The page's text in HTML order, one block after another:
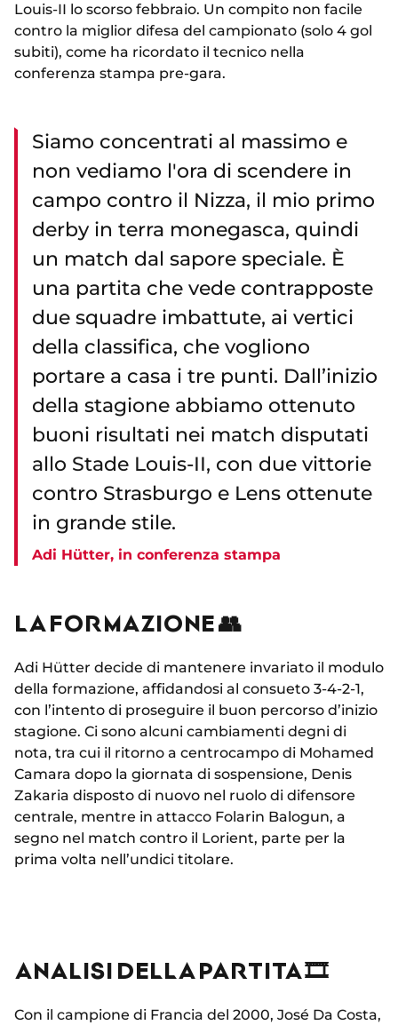
Louis-II lo scorso febbraio. Un compito non facile
contro la miglior difesa del campionato (solo 4 gol
subiti), come ha ricordato il tecnico nella
conferenza stampa pre-gara.
Siamo concentrati al massimo e
non vediamo l'ora di scendere in
campo contro il Nizza, il mio primo
derby in terra monegasca, quindi
un match dal sapore speciale. È
una partita che vede contrapposte
due squadre imbattute, ai vertici
della classifica, che vogliono
portare a casa i tre punti. Dall’inizio
della stagione abbiamo ottenuto
buoni risultati nei match disputati
allo Stade Louis-II, con due vittorie
contro Strasburgo e Lens ottenute
in grande stile.
Adi Hütter, in conferenza stampa
LA FORMAZIONE 👥
Adi Hütter decide di mantenere invariato il modulo
della formazione, affidandosi al consueto 3-4-2-1,
con l’intento di proseguire il buon percorso d’inizio
stagione. Ci sono alcuni cambiamenti degni di
nota, tra cui il ritorno a centrocampo di Mohamed
Camara dopo la giornata di sospensione, Denis
Zakaria disposto di nuovo nel ruolo di difensore
centrale, mentre in attacco Folarin Balogun, a
segno nel match contro il Lorient, parte per la
prima volta nell’undici titolare.
ANALISI DELLA PARTITA 🎞
Con il campione di Francia del 2000, José Da Costa,